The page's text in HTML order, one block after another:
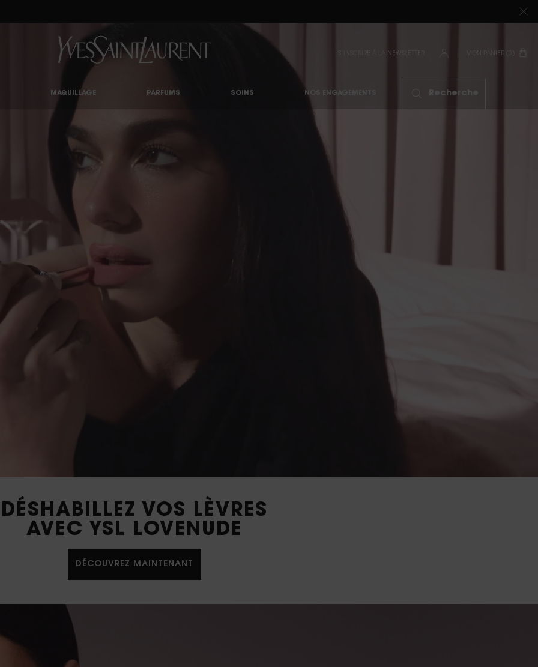
S’INSCRIRE À LA NEWSLETTER MON PANIER
MAQUILLAGE PARFUMS SOINS NOS ENGAGEMENTS Recherche
DÉSHABILLEZ VOS LÈVRES
AVEC YSL LOVENUDE
DÉCOUVREZ MAINTENANT​